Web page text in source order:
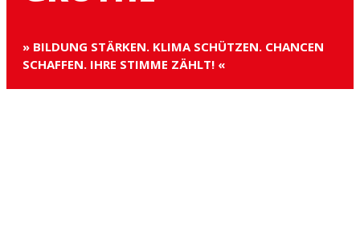
» BILDUNG STÄRKEN. KLIMA SCHÜTZEN. CHANCEN
SCHAFFEN. IHRE STIMME ZÄHLT! «